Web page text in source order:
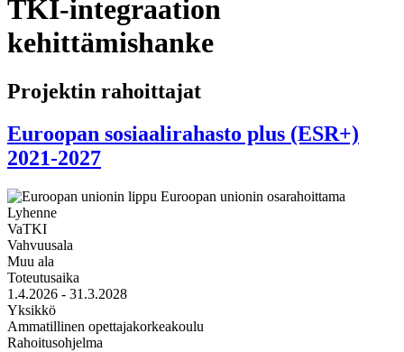
TKI-integraation
kehittämishanke
Projektin rahoittajat
Euroopan sosiaalirahasto plus (ESR+)
2021-2027
Lyhenne
VaTKI
Vahvuusala
Muu ala
Toteutusaika
1.4.2026 - 31.3.2028
Yksikkö
Ammatillinen opettajakorkeakoulu
Rahoitusohjelma